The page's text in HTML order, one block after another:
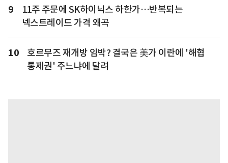
9
11주 주문에 SK하이닉스 하한가…반복되는
넥스트레이드 가격 왜곡
10
호르무즈 재개방 임박? 결국은 美가 이란에 '해협
통제권' 주느냐에 달려